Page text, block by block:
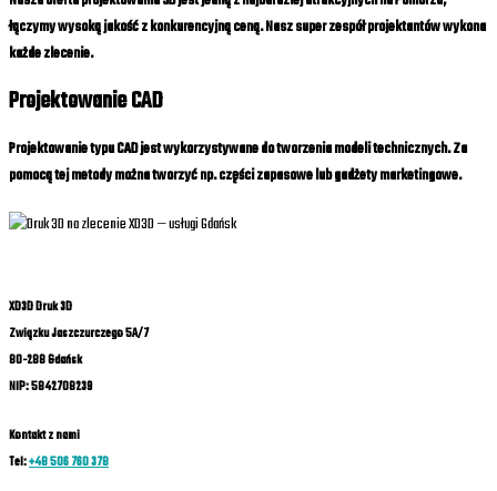
łączymy wysoką jakość z konkurencyjną ceną. Nasz super zespół projektantów wykona
każde zlecenie.
Projektowanie CAD
Projektowanie typu CAD jest wykorzystywane do tworzenia modeli technicznych. Za
pomocą tej metody można tworzyć np. części zapasowe lub gadżety marketingowe.
XD3D Druk 3D
Związku Jaszczurczego 5A/7
80-288 Gdańsk
NIP: 5842708239
Kontakt z nami
Tel:+48 506 760 378